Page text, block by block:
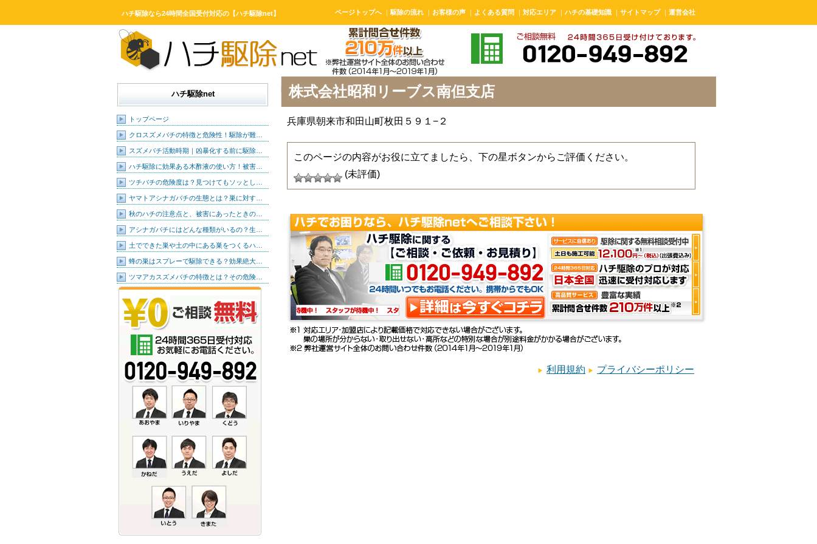
ハチ駆除なら24時間全国受付対応の【ハチ駆除net】 ページトップへ ｜ 駆除の流れ ｜ お客様の声 ｜ よくある質問 ｜ 対応エリア ｜ ハチの基礎知識 ｜ サイトマップ ｜ 運営会社
ハチ駆除net
トップページ
クロスズメバチの特徴と危険性！駆除が難…
スズメバチ活動時期｜凶暴化する前に駆除…
ハチ駆除に効果ある木酢液の使い方！被害…
ツチバチの危険度は？見つけてもソッとし…
ヤマトアシナガバチの生態とは？巣に対す…
秋のハチの注意点と、被害にあったときの…
アシナガバチにはどんな種類がいるの？生…
土でできた巣や土の中にある巣をつくるハ…
蜂の巣はスプレーで駆除できる？効果絶大…
ツマアカスズメバチの特徴とは？その危険…
株式会社昭和リーブス南但支店
兵庫県朝来市和田山町枚田５９１−２
このページの内容がお役に立てましたら、下の星ボタンからご評価ください。
(未評価)
利用規約 プライバシーポリシー